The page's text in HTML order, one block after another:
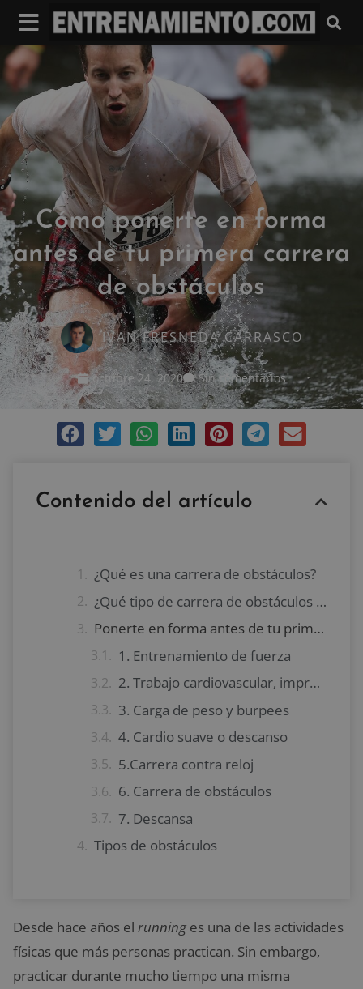
Cómo ponerte en forma
antes de tu primera carrera
de obstáculos
IVAN FRESNEDA CARRASCO
octubre 24, 2020 Sin comentarios
Contenido del artículo
¿Qué es una carrera de obstáculos?
¿Qué tipo de carrera de obstáculos elegir?
Ponerte en forma antes de tu primera carrera de obstáculos
1. Entrenamiento de fuerza
2. Trabajo cardiovascular, imprescindible para ponerte en forma antes de tu primera carrera de obstáculos
3. Carga de peso y burpees
4. Cardio suave o descanso
5.Carrera contra reloj
6. Carrera de obstáculos
7. Descansa
Tipos de obstáculos
Desde hace años el running es una de las actividades
físicas que más personas practican. Sin embargo,
practicar durante mucho tiempo una misma